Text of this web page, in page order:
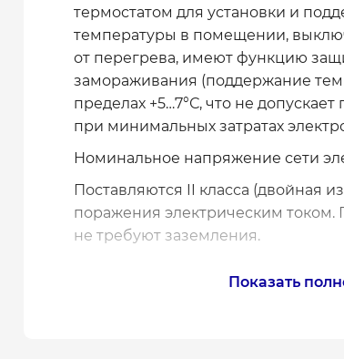
термостатом для установки и
температуры в помещении,
от перегрева, имеют функцию
замораживания (поддержание
пределах +5…7°С, что не
при минимальных затратах
Номинальное напряжение сети
Поставляются II класса (двойная
поражения электрическим
не требуют заземления.
Показать